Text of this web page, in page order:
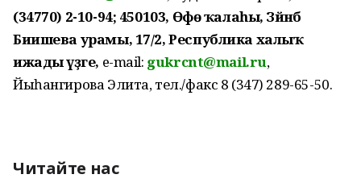
(34770) 2-10-94; 450103, Өфө ҡалаһы, Зәйнәб
Биишева урамы, 17/2, Республика халыҡ
ижады үҙәге, e-mail: gukrcnt@mail.ru,
Йыһангирова Элита, тел./факс 8 (347) 289-65-50.
Читайте нас